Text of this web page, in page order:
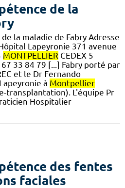
de la
la maladie de Fabry Adresse
Lapeyronie 371 avenue
MONTPELLIER CEDEX 5
67 33 84 79 [...] Fabry porté par
et le Dr Fernando
à Montpellier
transplantation). L'équipe Pr
Hospitalier
des fentes
faciales